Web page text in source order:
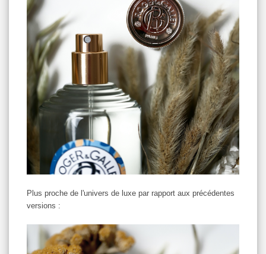
Plus proche de l'univers de luxe par rapport aux précédentes
versions :